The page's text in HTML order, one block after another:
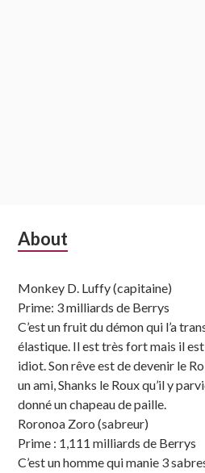
Subsidiary
About
Monkey D. Luffy (capitaine)
Prime: 3 milliards de Berrys
C’est un fruit du démon qui l’a
élastique. Il est très fort mais il
idiot. Son rêve est de devenir le
un ami, Shanks le Roux qu’il y
donné un chapeau de paille.
Roronoa Zoro (sabreur)
Prime : 1,111 milliards de Berrys
C’est un homme qui manie 3